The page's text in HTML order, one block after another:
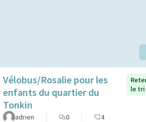
Vélobus/Rosalie pour les
enfants du quartier du
Tonkin
le
adrien 0 4